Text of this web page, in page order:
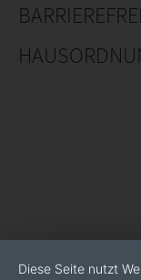
Diese Seite nutzt